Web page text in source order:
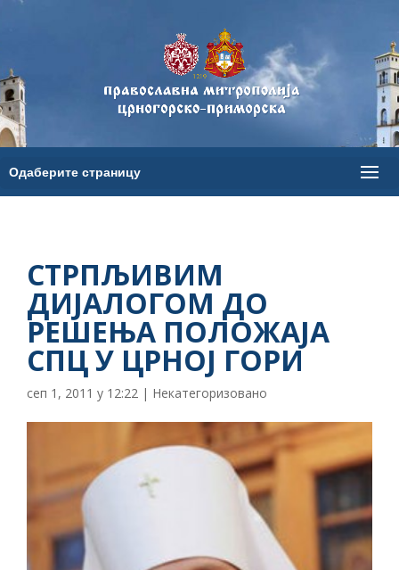
СТРПЉИВИМ
ДИЈАЛОГОМ ДО
РЕШЕЊА ПОЛОЖАЈА
СПЦ У ЦРНОЈ ГОРИ
сеп 1, 2011 у 12:22 | Некатегоризовано